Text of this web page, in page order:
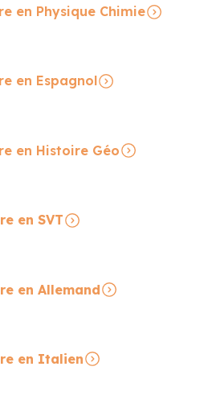
en Physique Chimie
en Espagnol
en Histoire Géo
en SVT
en Allemand
en Italien